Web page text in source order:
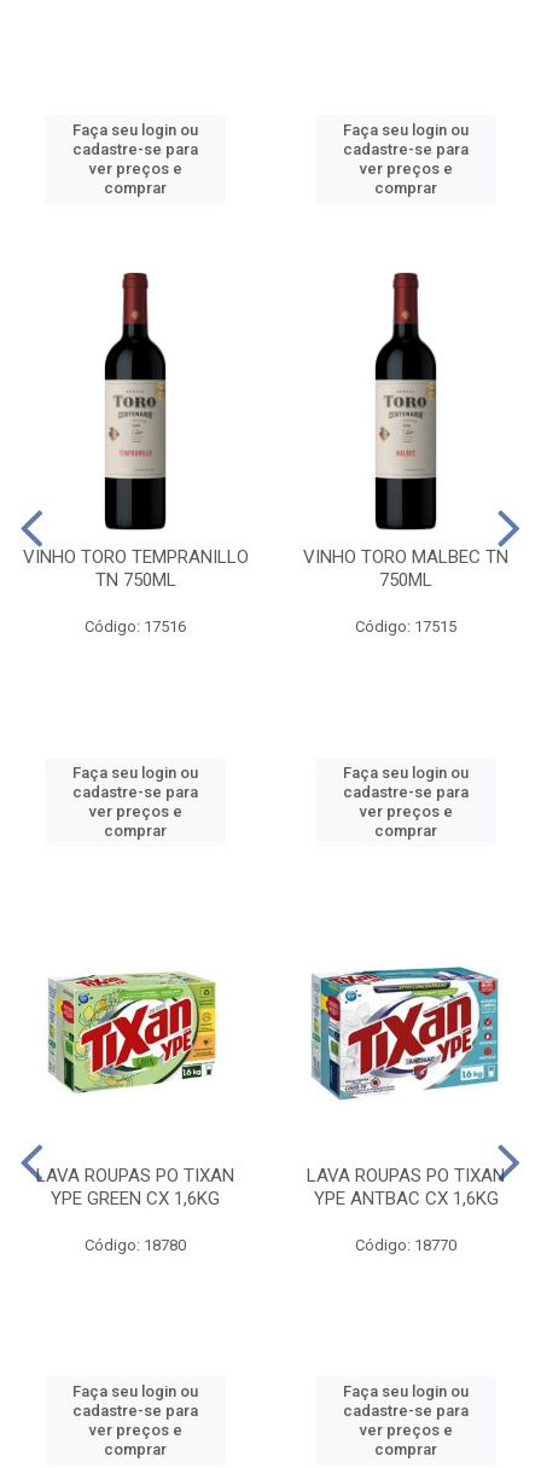
Faça seu login ou
cadastre-se para
ver preços e
comprar
Faça seu login ou
cadastre-se para
ver preços e
comprar
VINHO TORO TEMPRANILLO
TN 750ML
Código: 17516
Faça seu login ou
cadastre-se para
ver preços e
comprar
VINHO TORO MALBEC TN
750ML
Código: 17515
Faça seu login ou
cadastre-se para
ver preços e
comprar
LAVA ROUPAS PO TIXAN
YPE GREEN CX 1,6KG
Código: 18780
Faça seu login ou
cadastre-se para
ver preços e
comprar
LAVA ROUPAS PO TIXAN
YPE ANTBAC CX 1,6KG
Código: 18770
Faça seu login ou
cadastre-se para
ver preços e
comprar